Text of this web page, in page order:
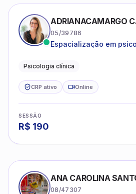
ADRIANACAMARGO
05/39786
Espacialização em
Psicologia clínica
CRP ativo Online
SESSÃO
R$ 190
ANA CAROLINA
08/47307